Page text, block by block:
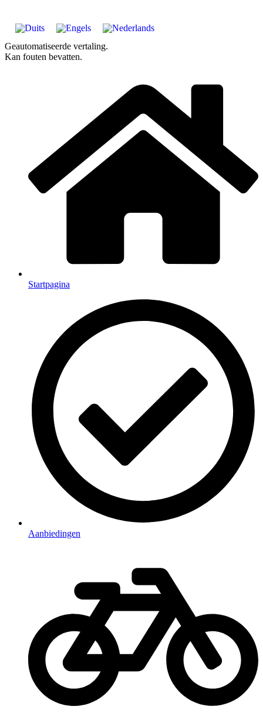
Geautomatiseerde vertaling.
Kan fouten bevatten.
Startpagina
Aanbiedingen